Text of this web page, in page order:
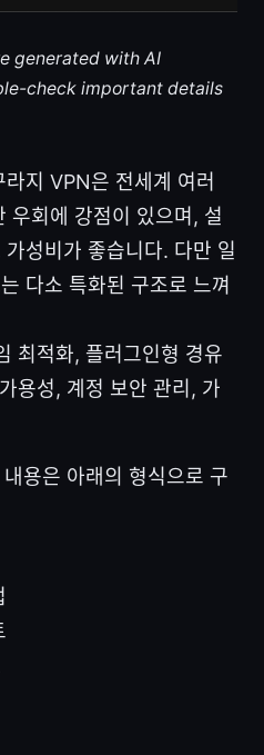
generated with AI
check important details
지 VPN은 전세계 여러
우회에 강점이 있으며, 설
성비가 좋습니다. 다만 일
다소 특화된 구조로 느껴
최적화, 플러그인형 경유
용성, 계정 보안 관리, 가
용은 아래의 형식으로 구